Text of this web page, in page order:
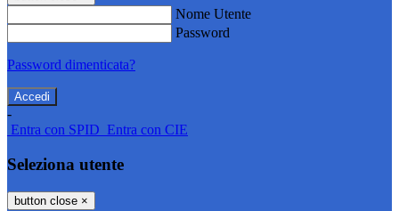
Nome Utente
Password
Password dimenticata?
-
Entra con SPID Entra con CIE
Seleziona utente
button close ×